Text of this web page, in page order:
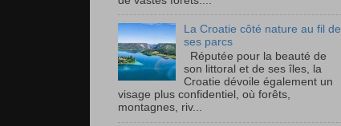
La Croatie côté nature au fil de
ses parcs
Réputée pour la beauté de
son littoral et de ses îles, la
Croatie dévoile également un
visage plus confidentiel, où forêts,
montagnes, riv...